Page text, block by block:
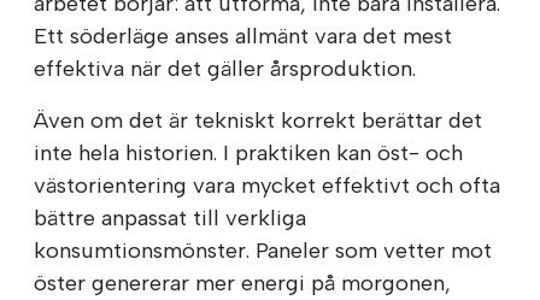
Ett söderläge anses allmänt vara det mest
effektiva när det gäller årsproduktion.
Även om det är tekniskt korrekt berättar det
inte hela historien. I praktiken kan öst- och
västorientering vara mycket effektivt och ofta
bättre anpassat till verkliga
konsumtionsmönster. Paneler som vetter mot
öster genererar mer energi på morgonen,